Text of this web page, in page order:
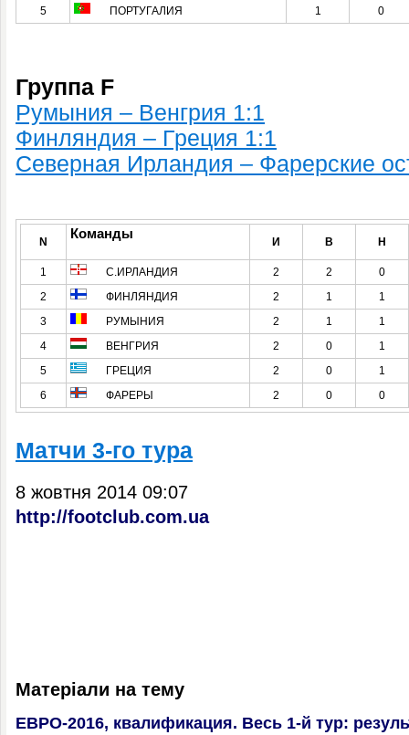
5
ПОРТУГАЛИЯ 1 0
Группа F
Румыния – Венгрия 1:1
Финляндия – Греция 1:1
Северная Ирландия – Фарерские
N
Команды
И В Н
1 С.ИРЛАНДИЯ 2 2
0
2
ФИНЛЯНДИЯ 2 1
1
3
РУМЫНИЯ 2 1
1
4
ВЕНГРИЯ 2 0
1
5
ГРЕЦИЯ 2 0
1
6
ФАРЕРЫ 2 0 0
Матчи 3-го тура
8 жовтня 2014 09:07
http://footclub.com.ua
Матеріали на тему
ЕВРО-2016, квалификация. Весь 1-й тур: